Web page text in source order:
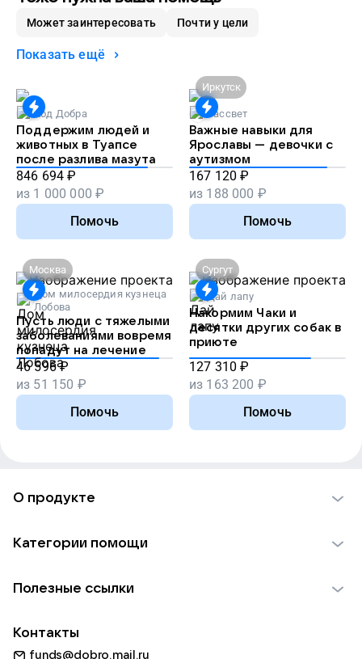
Может заинтересовать Почти у цели
Показать ещё
Код Добра
Поддержим людей и
животных в Туапсе
после разлива мазута
846 694 ₽
из 1 000 000 ₽
Помочь
Иркутск
Рассвет
Важные навыки для
Ярославы — девочки с
аутизмом
167 120 ₽
из 188 000 ₽
Помочь
Москва
Дом милосердия кузнеца
Лобова
Пусть люди с тяжелыми
заболеваниями вовремя
попадут на лечение
46 596 ₽
из 51 150 ₽
Помочь
Сургут
Дай лапу
Накормим Чаки и
десятки других собак в
приюте
127 310 ₽
из 163 200 ₽
Помочь
О продукте
Использование материалов
Для НКО
Категории помощи
Пожилым
Животным
Полезные ссылки
Контакты
funds@dobro.mail.ru